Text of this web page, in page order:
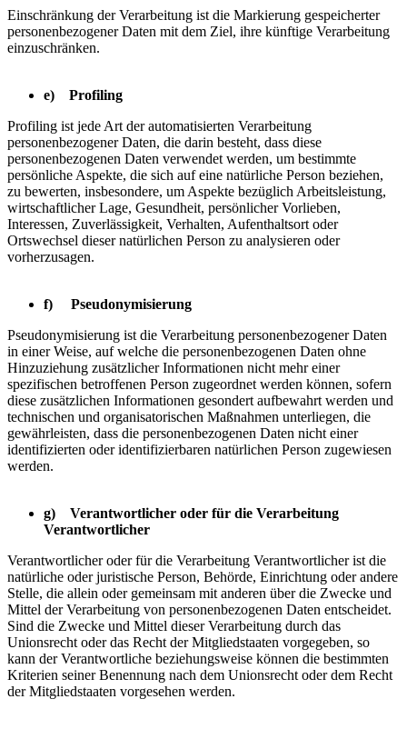
Einschränkung der Verarbeitung ist die Markierung gespeicherter
personenbezogener Daten mit dem Ziel, ihre künftige Verarbeitung
einzuschränken.
e) Profiling
Profiling ist jede Art der automatisierten Verarbeitung
personenbezogener Daten, die darin besteht, dass diese
personenbezogenen Daten verwendet werden, um bestimmte
persönliche Aspekte, die sich auf eine natürliche Person beziehen,
zu bewerten, insbesondere, um Aspekte bezüglich Arbeitsleistung,
wirtschaftlicher Lage, Gesundheit, persönlicher Vorlieben,
Interessen, Zuverlässigkeit, Verhalten, Aufenthaltsort oder
Ortswechsel dieser natürlichen Person zu analysieren oder
vorherzusagen.
f) Pseudonymisierung
Pseudonymisierung ist die Verarbeitung personenbezogener Daten
in einer Weise, auf welche die personenbezogenen Daten ohne
Hinzuziehung zusätzlicher Informationen nicht mehr einer
spezifischen betroffenen Person zugeordnet werden können, sofern
diese zusätzlichen Informationen gesondert aufbewahrt werden und
technischen und organisatorischen Maßnahmen unterliegen, die
gewährleisten, dass die personenbezogenen Daten nicht einer
identifizierten oder identifizierbaren natürlichen Person zugewiesen
werden.
g) Verantwortlicher oder für die Verarbeitung
Verantwortlicher
Verantwortlicher oder für die Verarbeitung Verantwortlicher ist die
natürliche oder juristische Person, Behörde, Einrichtung oder andere
Stelle, die allein oder gemeinsam mit anderen über die Zwecke und
Mittel der Verarbeitung von personenbezogenen Daten entscheidet.
Sind die Zwecke und Mittel dieser Verarbeitung durch das
Unionsrecht oder das Recht der Mitgliedstaaten vorgegeben, so
kann der Verantwortliche beziehungsweise können die bestimmten
Kriterien seiner Benennung nach dem Unionsrecht oder dem Recht
der Mitgliedstaaten vorgesehen werden.